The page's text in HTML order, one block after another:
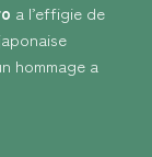
a l’effigie de
hommage a